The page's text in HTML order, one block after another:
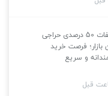
تخفیفات 50 درصدی حراجی
بازار؛ فرصت خرید
و سریع